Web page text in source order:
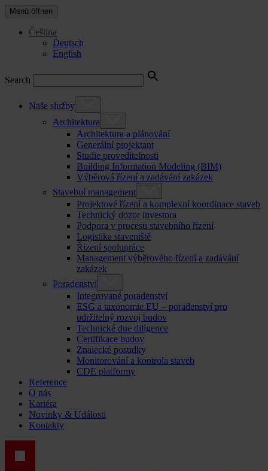
Menü öffnen
Čeština
Deutsch
English
Search
Naše služby
Architektura
Architektura a plánování
Generální projektant
Studie proveditelnosti
Building Information Modeling (BIM)
Výběrová řízení a zadávání zakázek
Stavební management
Projektové řízení a komplexní koordinace staveb
Technický dozor investora
Podpora v procesu stavebního řízení
Logistika staveniště
Řízení spolupráce
Management výběrového řízení a zadávání
zakázek
Poradenství
Integrované poradenství
ESG a taxonomie EU – poradenství pro
udržitelný rozvoj budov
Technické due diligence
Certifikace budov
Znalecké posudky
Monitorování a kontrola staveb
CDE platformy
Reference
O nás
Kariéra
Novinky & Události
Kontakty